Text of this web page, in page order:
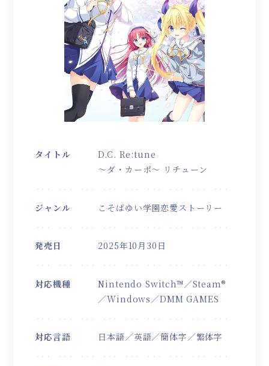
タイトル
D.C. Re:tune
～ダ・カーポ～ リチューン
ジャンル こそばゆい学園恋愛ストーリー
発売日 2025年10月30日
対応機種
Nintendo Switch™／Steam®
／Windows／DMM GAMES
対応言語 日本語／英語／簡体字／繁体字